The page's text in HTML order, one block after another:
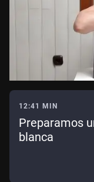
12:41 MIN
Preparamos
blanca